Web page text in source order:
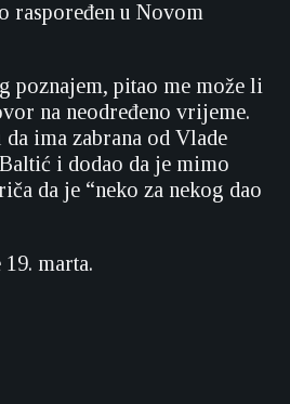
raspoređen u Novom
poznajem, pitao me može li
na neodređeno vrijeme.
ima zabrana od Vlade
i dodao da je mimo
da je “neko za nekog dao
marta.